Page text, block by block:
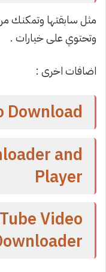
مثل سابقتها وتمكنك
وتحتوي على خيارات .
اضافات اخرى :
Download
and
Player
Video